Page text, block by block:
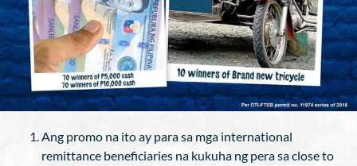
Ang promo na ito ay para sa mga international
remittance beneficiaries na kukuha ng pera sa close to